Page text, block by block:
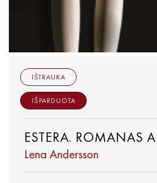
ESTERA. ROMANAS
Lena Andersson
IŠTRAUKA
IŠPARDUOTA